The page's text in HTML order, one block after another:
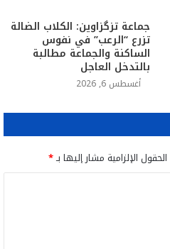
جماعة تزگزاوين: الكلاب الضالة
تزرع “الرعب” في نفوس
الساكنة والجماعة مطالبة
بالتدخل العاجل
أغسطس 6, 2026
الحقول الإلزامية مشار إليها بـ*